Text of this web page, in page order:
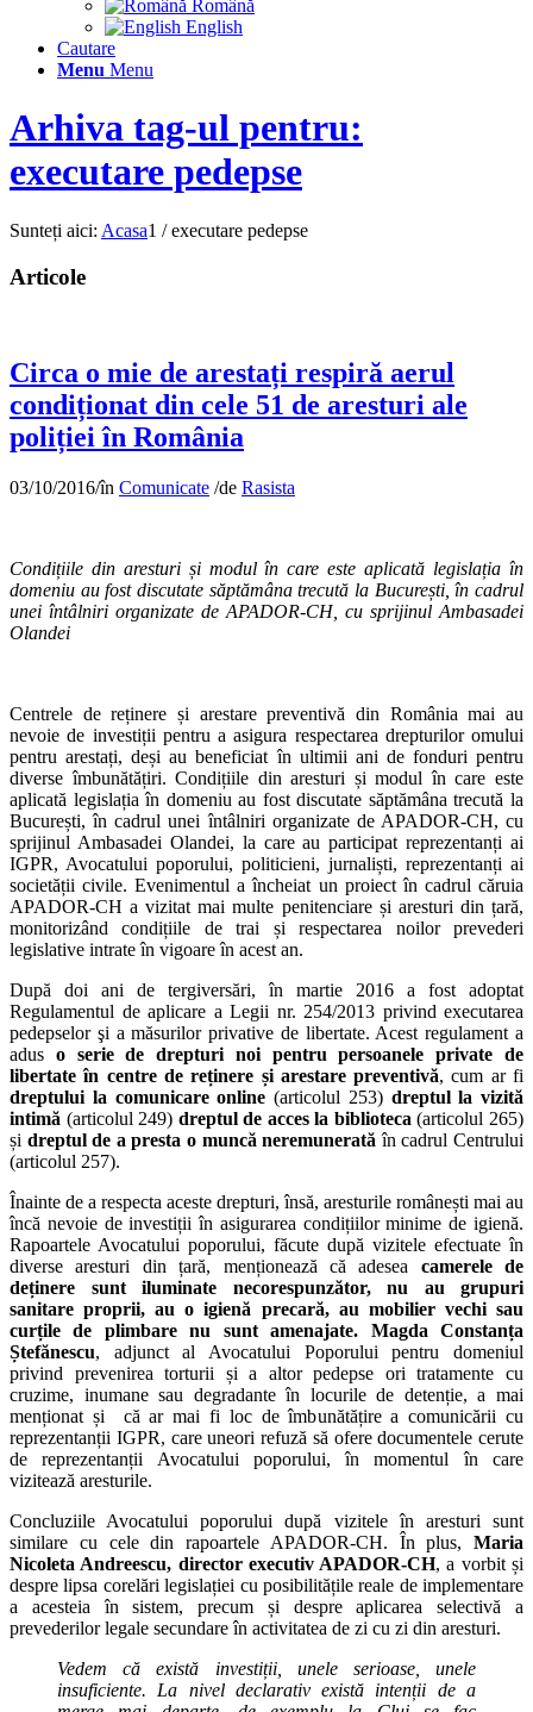
Română
English
Cautare
Menu Menu
Arhiva tag-ul pentru:
executare pedepse
Sunteți aici: Acasa1 / executare pedepse
Articole
Circa o mie de arestați respiră aerul
condiționat din cele 51 de aresturi ale
poliției în România
03/10/2016/în Comunicate /de Rasista
Condițiile din aresturi și modul în care este aplicată legislația în
domeniu au fost discutate săptămâna trecută la București, în cadrul
unei întâlniri organizate de APADOR-CH, cu sprijinul Ambasadei
Olandei
Centrele de reținere și arestare preventivă din România mai au
nevoie de investiții pentru a asigura respectarea drepturilor omului
pentru arestați, deși au beneficiat în ultimii ani de fonduri pentru
diverse îmbunătățiri. Condițiile din aresturi și modul în care este
aplicată legislația în domeniu au fost discutate săptămâna trecută la
București, în cadrul unei întâlniri organizate de APADOR-CH, cu
sprijinul Ambasadei Olandei, la care au participat reprezentanți ai
IGPR, Avocatului poporului, politicieni, jurnaliști, reprezentanți ai
societății civile. Evenimentul a încheiat un proiect în cadrul căruia
APADOR-CH a vizitat mai multe penitenciare și aresturi din țară,
monitorizând condițiile de trai și respectarea noilor prevederi
legislative intrate în vigoare în acest an.
După doi ani de tergiversări, în martie 2016 a fost adoptat
Regulamentul de aplicare a Legii nr. 254/2013 privind executarea
pedepselor şi a măsurilor privative de libertate. Acest regulament a
adus o serie de drepturi noi pentru persoanele private de
libertate în centre de reținere și arestare preventivă, cum ar fi
dreptului la comunicare online (articolul 253) dreptul la vizită
intimă (articolul 249) dreptul de acces la biblioteca (articolul 265)
și dreptul de a presta o muncă neremunerată în cadrul Centrului
(articolul 257).
Înainte de a respecta aceste drepturi, însă, aresturile românești mai au
încă nevoie de investiții în asigurarea condițiilor minime de igienă.
Rapoartele Avocatului poporului, făcute după vizitele efectuate în
diverse aresturi din țară, menționează că adesea camerele de
deținere sunt iluminate necorespunzător, nu au grupuri
sanitare proprii, au o igienă precară, au mobilier vechi sau
curțile de plimbare nu sunt amenajate.
Magda Constanța
Ștefănescu, adjunct al Avocatului Poporului pentru domeniul
privind prevenirea torturii și a altor pedepse ori tratamente cu
cruzime, inumane sau degradante în locurile de detenție, a mai
menționat și că ar mai fi loc de îmbunătățire a comunicării cu
reprezentanții IGPR, care uneori refuză să ofere documentele cerute
de reprezentanții Avocatului poporului, în momentul în care
vizitează aresturile.
Concluziile Avocatului poporului după vizitele în aresturi sunt
similare cu cele din rapoartele APADOR-CH. În plus, Maria
Nicoleta Andreescu, director executiv APADOR-CH, a vorbit și
despre lipsa corelări legislației cu posibilitățile reale de implementare
a acesteia în sistem, precum și despre aplicarea selectivă a
prevederilor legale secundare în activitatea de zi cu zi din aresturi.
Vedem că există investiții, unele serioase, unele
insuficiente. La nivel declarativ există intenții de a